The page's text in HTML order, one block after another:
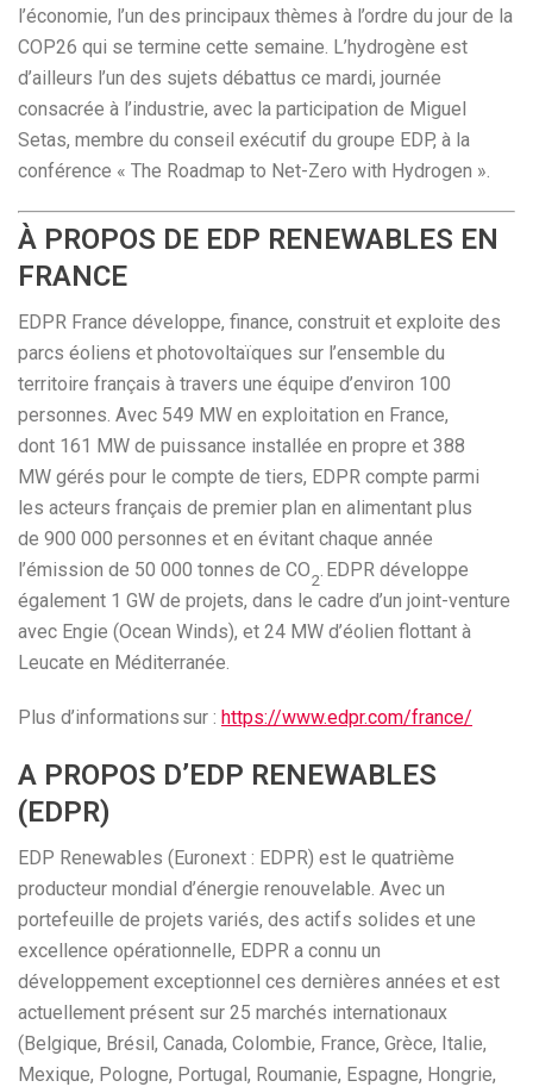
l’économie, l’un des principaux thèmes à l’ordre du jour de la
COP26 qui se termine cette semaine. L’hydrogène est
d’ailleurs l’un des sujets débattus ce mardi, journée
consacrée à l’industrie, avec la participation de Miguel
Setas, membre du conseil exécutif du groupe EDP, à la
conférence « The Roadmap to Net-Zero with Hydrogen ».
À PROPOS DE EDP RENEWABLES EN
FRANCE
EDPR France développe, finance, construit et exploite des
parcs éoliens et photovoltaïques sur l’ensemble du
territoire français à travers une équipe d’environ 100
personnes. Avec 549 MW en exploitation en France,
dont 161 MW de puissance installée en propre et 388
MW gérés pour le compte de tiers, EDPR compte parmi
les acteurs français de premier plan en alimentant plus
de 900 000 personnes et en évitant chaque année
l’émission de 50 000 tonnes de CO2. EDPR développe
également 1 GW de projets, dans le cadre d’un joint-venture
avec Engie (Ocean Winds), et 24 MW d’éolien flottant à
Leucate en Méditerranée.
Plus d’informations sur : https://www.edpr.com/france/
A PROPOS D’EDP RENEWABLES
(EDPR)
EDP Renewables (Euronext : EDPR) est le quatrième
producteur mondial d’énergie renouvelable. Avec un
portefeuille de projets variés, des actifs solides et une
excellence opérationnelle, EDPR a connu un
développement exceptionnel ces dernières années et est
actuellement présent sur 25 marchés internationaux
(Belgique, Brésil, Canada, Colombie, France, Grèce, Italie,
Mexique, Pologne, Portugal, Roumanie, Espagne, Hongrie,